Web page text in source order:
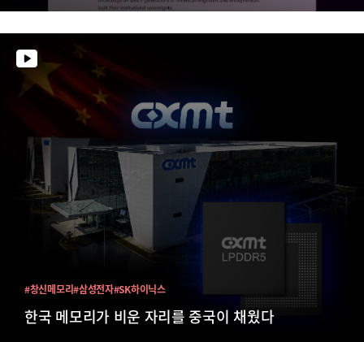
한국 메모리가 비운 자리를 중국이 채웠다
#창신메모리#삼성전자#SK하이닉스